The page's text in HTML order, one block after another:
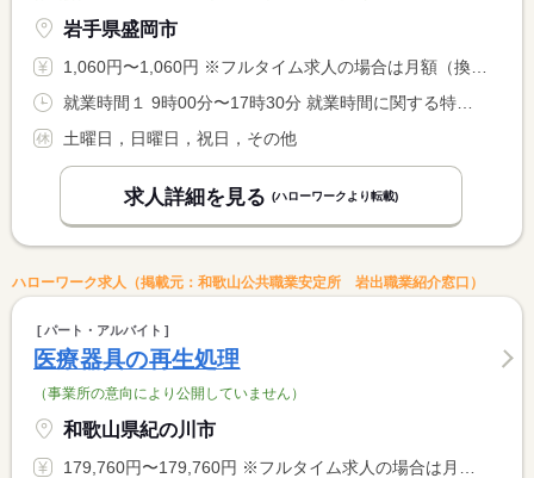
岩手県盛岡市
1,060円〜1,060円 ※フルタイム求人の場合は月額（換算額）、パート求人の場合は時間額を表示しています。
土曜日，日曜日，祝日，その他
求人詳細を見る (ハローワークより転載)
ハローワーク求人（掲載元：和歌山公共職業安定所 岩出職業紹介窓口）
パート・アルバイト
医療器具の再生処理
（事業所の意向により公開していません）
和歌山県紀の川市
179,760円〜179,760円 ※フルタイム求人の場合は月額（換算額）、パート求人の場合は時間額を表示しています。